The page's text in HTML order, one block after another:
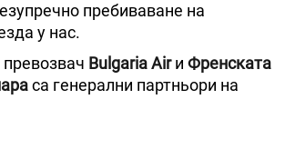
пребиваване на
у нас.
Bulgaria Airи Френската
са генерални партньори на